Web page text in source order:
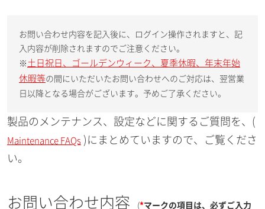
お問い合わせ内容を記入後に、ログイン操作されますと、記
入内容が削除されますのでご注意ください。
※ 土日祝日、ゴールデンウィーク、夏季休暇、年末年始
休暇等の間にいただいたお問い合わせへのご対応は、翌営業
日以降となる場合がございます。予めご了承ください。
製品のメンテナンス、設定などに関するご質問を、(
Maintenance FAQs )にまとめていますので、ご覧くださ
い。
お問い合わせ内容 (*マークの項目は、必ずご入力